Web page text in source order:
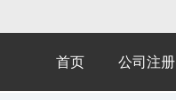
首页 公司注册